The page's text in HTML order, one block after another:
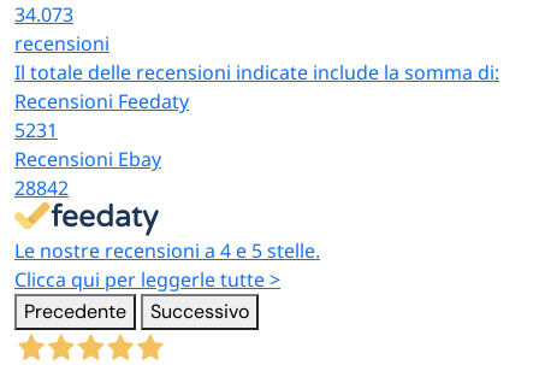
34.073
recensioni
Il totale delle recensioni indicate include la somma di:
Recensioni Feedaty
5231
Recensioni Ebay
28842
Le nostre recensioni a 4 e 5 stelle.
Clicca qui per leggerle tutte >
Precedente Successivo